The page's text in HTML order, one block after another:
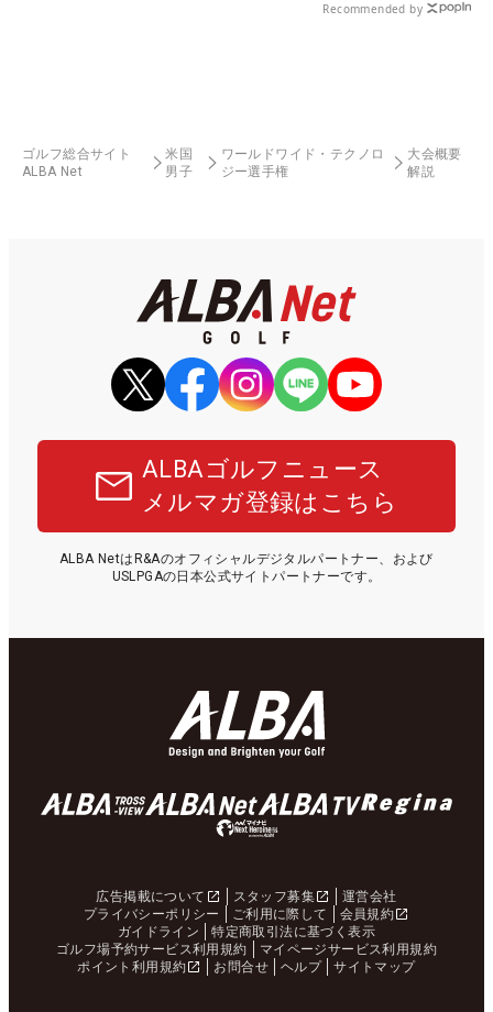
Recommended by
ゴルフ総合サイト
ALBA Net
米国
男子
ワールドワイド・テクノロ
ジー選手権
大会概要
解説
ALBAゴルフニュース
メルマガ登録はこちら
ALBA NetはR&Aのオフィシャルデジタルパートナー、および
USLPGAの日本公式サイトパートナーです。
広告掲載について スタッフ募集
運営会社
プライバシーポリシー
ご利用に際して
会員規約
ガイドライン
特定商取引法に基づく表示
ゴルフ場予約サービス利用規約
マイページサービス利用規約
ポイント利用規約
お問合せ ヘルプ サイトマップ